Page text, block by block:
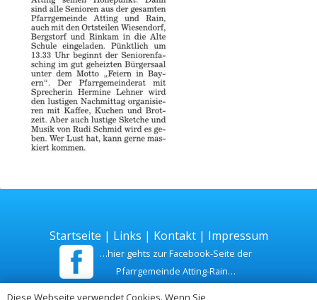
Startseite | Links | Kontakt| Impressum
…hier gehts zur Facebook-Seite der
Pfarrgemeinde Atting-Rain…
Diese Webseite verwendet Cookies. Wenn Sie